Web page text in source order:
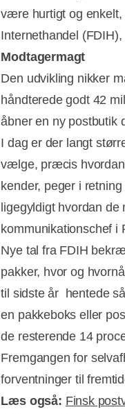
være hurtigt og
Internethandel
Modtagermagt
Den udvikling nikker
håndterede godt 42
åbner en ny postbutik
I dag er der langt
vælge, præcis hvordan
kender, peger i
ligegyldigt hvordan de
kommunikationschef i
Nye tal fra FDIH
pakker, hvor og
til sidste år  hentede
en pakkeboks eller
de resterende 14
Fremgangen for
forventninger til
Læs også: Finsk